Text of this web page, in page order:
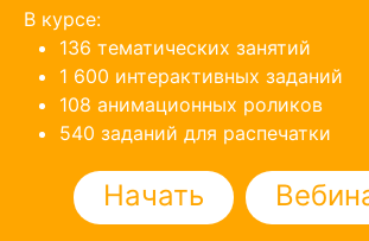
В курсе:
136 тематических занятий
1 600 интерактивных заданий
108 анимационных роликов
540 заданий для распечатки
Начать